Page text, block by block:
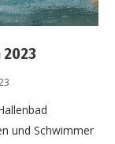
und Schwimmer